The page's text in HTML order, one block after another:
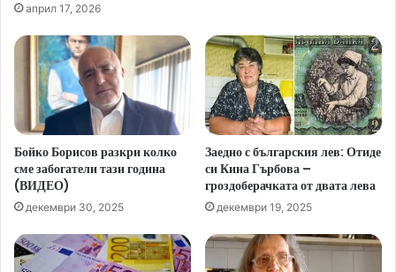
април 17, 2026
Бойко Борисов разкри колко
сме забогатели тази година
(ВИДЕО)
декември 30, 2025
Заедно с българския лев: Отиде
си Кина Гърбова –
гроздоберачката от двата лева
декември 19, 2025